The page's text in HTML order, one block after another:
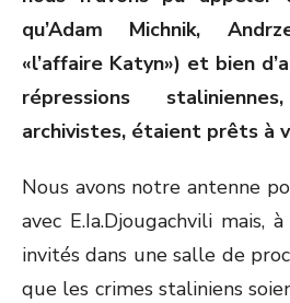
qu’Adam Michnik,
«l’affaire Katyn») et bien
répressions
archivistes, étaient prêts à
Nous avons notre antenne
avec E.Ia.Djougachvili mais,
invités dans une salle de
que les crimes staliniens